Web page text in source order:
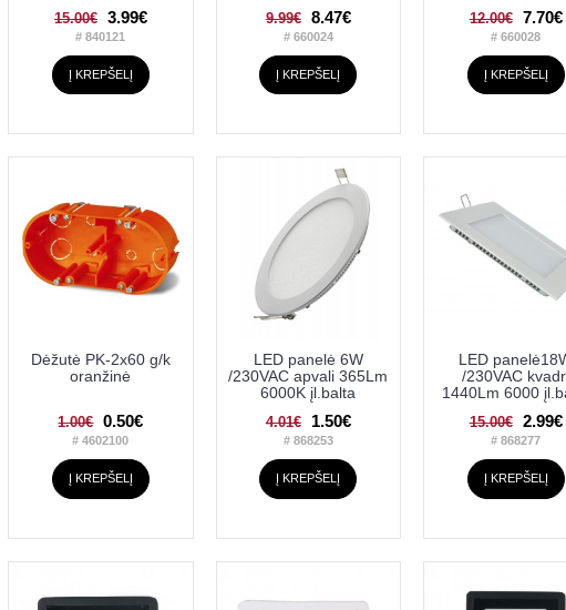
15.00€ 3.99€
# 840121
Į KREPŠELĮ
9.99€ 8.47€
# 660024
Į KREPŠELĮ
12.00€ 7.70€
# 660028
Į KREPŠELĮ
Dėžutė PK-2x60 g/k
oranžinė
1.00€ 0.50€
# 4602100
Į KREPŠELĮ
LED panelė 6W
/230VAC apvali 365Lm
6000K įl.balta
4.01€ 1.50€
# 868253
Į KREPŠELĮ
LED
/230VAC
1440Lm 6000
15.00€ 2.99€
# 868277
Į KREPŠELĮ